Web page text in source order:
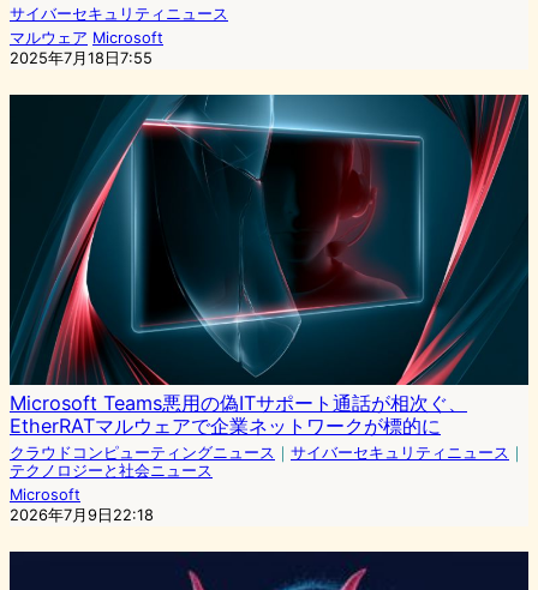
サイバーセキュリティニュース
マルウェア Microsoft
2025年7月18日7:55
Microsoft Teams悪用の偽ITサポート通話が相次ぐ、
EtherRATマルウェアで企業ネットワークが標的に
クラウドコンピューティングニュース ｜ サイバーセキュリティニュース ｜
テクノロジーと社会ニュース
Microsoft
2026年7月9日22:18